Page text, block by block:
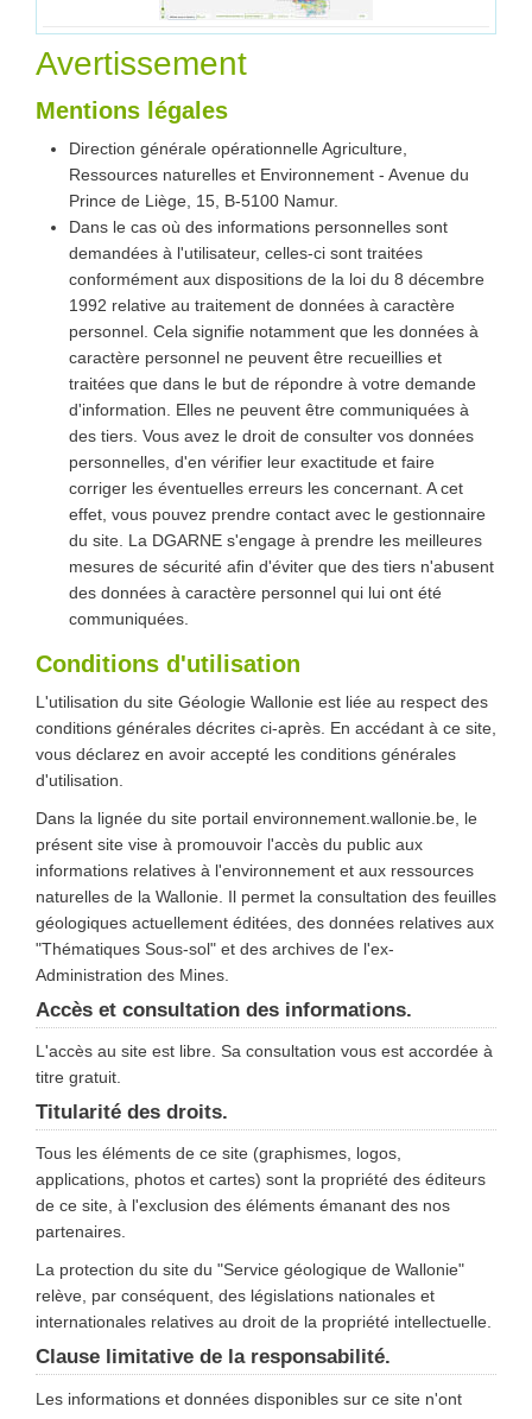
Avertissement
Mentions légales
Direction générale opérationnelle Agriculture,
Ressources naturelles et Environnement - Avenue du
Prince de Liège, 15, B-5100 Namur.
Dans le cas où des informations personnelles sont
demandées à l'utilisateur, celles-ci sont traitées
conformément aux dispositions de la loi du 8 décembre
1992 relative au traitement de données à caractère
personnel. Cela signifie notamment que les données à
caractère personnel ne peuvent être recueillies et
traitées que dans le but de répondre à votre demande
d'information. Elles ne peuvent être communiquées à
des tiers. Vous avez le droit de consulter vos données
personnelles, d'en vérifier leur exactitude et faire
corriger les éventuelles erreurs les concernant. A cet
effet, vous pouvez prendre contact avec le gestionnaire
du site. La DGARNE s'engage à prendre les meilleures
mesures de sécurité afin d'éviter que des tiers n'abusent
des données à caractère personnel qui lui ont été
communiquées.
Conditions d'utilisation
L'utilisation du site Géologie Wallonie est liée au respect des
conditions générales décrites ci-après. En accédant à ce site,
vous déclarez en avoir accepté les conditions générales
d'utilisation.
Dans la lignée du site portail environnement.wallonie.be, le
présent site vise à promouvoir l'accès du public aux
informations relatives à l'environnement et aux ressources
naturelles de la Wallonie. Il permet la consultation des feuilles
géologiques actuellement éditées, des données relatives aux
"Thématiques Sous-sol" et des archives de l'ex-
Administration des Mines.
Accès et consultation des informations.
L'accès au site est libre. Sa consultation vous est accordée à
titre gratuit.
Titularité des droits.
Tous les éléments de ce site (graphismes, logos,
applications, photos et cartes) sont la propriété des éditeurs
de ce site, à l'exclusion des éléments émanant des nos
partenaires.
La protection du site du "Service géologique de Wallonie"
relève, par conséquent, des législations nationales et
internationales relatives au droit de la propriété intellectuelle.
Clause limitative de la responsabilité.
Les informations et données disponibles sur ce site n'ont